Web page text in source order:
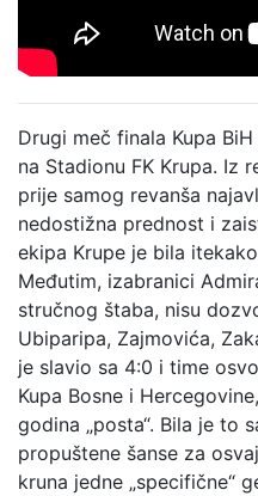
Drugi meč finala Kupa
na Stadionu FK Krupa. Iz
prije samog revanša
nedostižna prednost i
ekipa Krupe je bila
Međutim, izabranici
stručnog štaba, nisu
Ubiparipa, Zajmovića,
je slavio sa 4:0 i time
Kupa Bosne i
godina „posta“. Bila je to
propuštene šanse za
kruna jedne „specifične“